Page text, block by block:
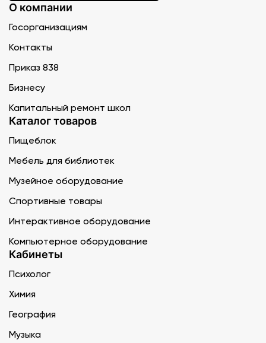
О компании
Госорганизациям
Контакты
Приказ 838
Бизнесу
Капитальный ремонт школ
Каталог товаров
Пищеблок
Мебель для библиотек
Музейное оборудование
Спортивные товары
Интерактивное оборудование
Компьютерное оборудование
Кабинеты
Психолог
Химия
География
Музыка